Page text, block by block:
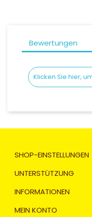
Bewertungen
Klicken Sie hier,
SHOP-EINSTELLUNGEN
UNTERSTÜTZUNG
INFORMATIONEN
MEIN KONTO